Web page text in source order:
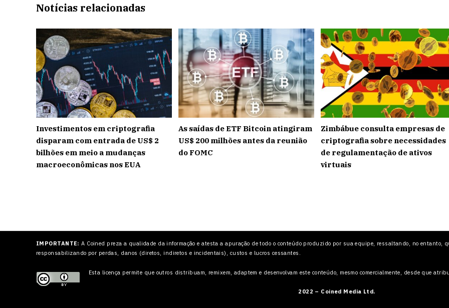
Notícias relacionadas
Investimentos em criptografia
disparam com entrada de US$ 2
bilhões em meio a mudanças
macroeconômicas nos EUA
As saídas de ETF Bitcoin atingiram
US$ 200 milhões antes da reunião
do FOMC
Zimbábue consulta empresas de
criptografia sobre necessidades
de regulamentação de ativos
virtuais
IMPORTANTE: A Coined preza a qualidade da informação e atesta a apuração de todo o conteúdo produzido por sua equipe, ressaltando, no entanto,
responsabilizando por perdas, danos (diretos, indiretos e incidentais), custos e lucros cessantes.
Esta licença permite que outros distribuam, remixem, adaptem e desenvolvam este conteúdo, mesmo comercialmente, desde que
2022 – Coined Media Ltd.